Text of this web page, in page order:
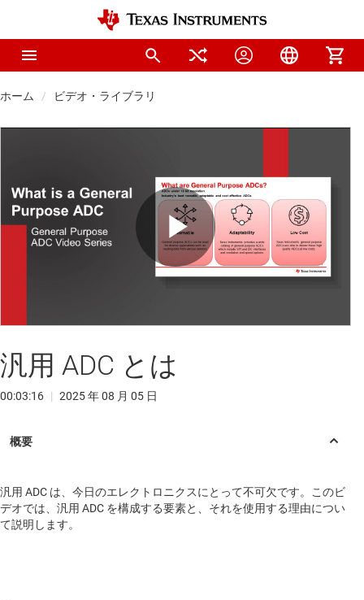
ホーム ビデオ・ライブラリ
Play
汎用 ADC とは
00:03:16 | 2025 年 08 月 05 日
汎用 ADC は、今日のエレクトロニクスにとって不可欠です。このビ
デオでは、汎用 ADC を構成する要素と、それを使用する理由につい
て説明します。